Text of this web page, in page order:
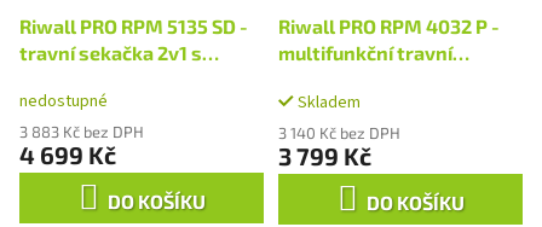
Riwall PRO RPM 5135 SD -
travní sekačka 2v1 s
mulčováním bez pojezdu
nedostupné
3 883 Kč bez DPH
4 699 Kč
DO KOŠÍKU
Riwall PRO RPM 4032 P -
multifunkční travní
Skladem
3 140 Kč bez DPH
3 799 Kč
DO KOŠÍKU